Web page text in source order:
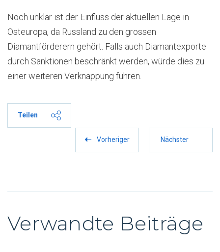
Noch unklar ist der Einfluss der aktuellen Lage in
Osteuropa, da Russland zu den grossen
Diamantförderern gehört. Falls auch Diamantexporte
durch Sanktionen beschränkt werden, würde dies zu
einer weiteren Verknappung führen.
Teilen
Vorheriger Nächster
Verwandte Beiträge